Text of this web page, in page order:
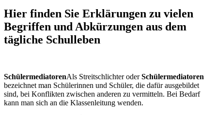
Hier finden Sie Erklärungen zu vielen
Begriffen und Abkürzungen aus dem
tägliche Schulleben
SchülermediatorenAls Streitschlichter oderSchülermediatoren
bezeichnet man Schülerinnen und Schüler, die dafür ausgebildet
sind, bei Konflikten zwischen anderen zu vermitteln. Bei Bedarf
kann man sich an die Klassenleitung wenden.